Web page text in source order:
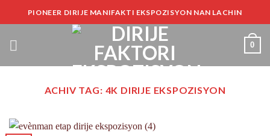
nan
PIONEER DIRIJE MANIFAKTI EKSPOZISYON NAN LACHIN
0
ACHIV TAG: 4K DIRIJE EKSPOZISYON